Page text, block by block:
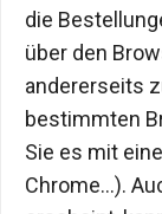
die
über den
andererseits
bestimmten
Sie es mit
Chrome…).